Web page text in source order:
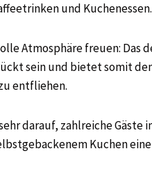
und Kuchenessen.
Atmosphäre freuen: Das
sein und bietet somit
entfliehen.
darauf, zahlreiche Gäste
Kuchen